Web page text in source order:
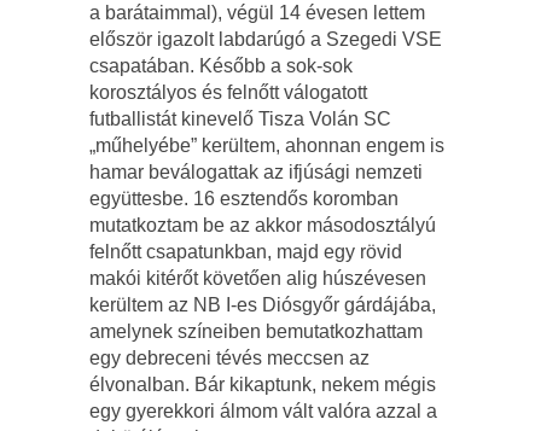
a barátaimmal), végül 14 évesen lettem
először igazolt labdarúgó a Szegedi VSE
csapatában. Később a sok-sok
korosztályos és felnőtt válogatott
futballistát kinevelő Tisza Volán SC
„műhelyébe” kerültem, ahonnan engem is
hamar beválogattak az ifjúsági nemzeti
együttesbe. 16 esztendős koromban
mutatkoztam be az akkor másodosztályú
felnőtt csapatunkban, majd egy rövid
makói kitérőt követően alig húszévesen
kerültem az NB I-es Diósgyőr gárdájába,
amelynek színeiben bemutatkozhattam
egy debreceni tévés meccsen az
élvonalban. Bár kikaptunk, nekem mégis
egy gyerekkori álmom vált valóra azzal a